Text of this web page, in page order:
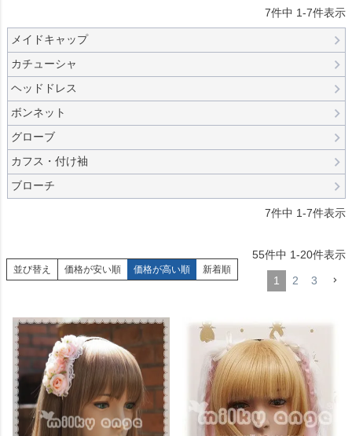
7件中 1-7件表示
メイドキャップ
カチューシャ
ヘッドドレス
ボンネット
グローブ
カフス・付け袖
ブローチ
7件中 1-7件表示
並び替え 価格が安い順 価格が高い順 新着順
55件中 1-20件表示
1 2 3